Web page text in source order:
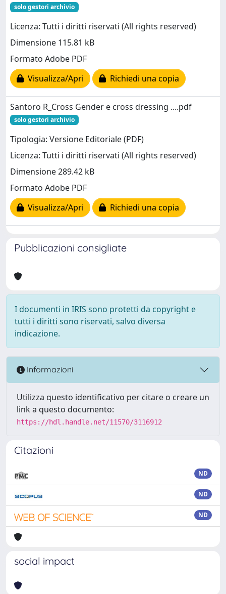
solo gestori archivio
Licenza: Tutti i diritti riservati (All rights reserved)
Dimensione 115.81 kB
Formato Adobe PDF
Visualizza/Apri
Richiedi una copia
Santoro R_Cross Gender e cross dressing ....pdf
solo gestori archivio
Tipologia: Versione Editoriale (PDF)
Licenza: Tutti i diritti riservati (All rights reserved)
Dimensione 289.42 kB
Formato Adobe PDF
Visualizza/Apri
Richiedi una copia
Pubblicazioni consigliate
I documenti in IRIS sono protetti da copyright e
tutti i diritti sono riservati, salvo diversa
indicazione.
Informazioni
Utilizza questo identificativo per citare o creare un
link a questo documento:
https://hdl.handle.net/11570/3116912
Citazioni
ND
ND
ND
social impact